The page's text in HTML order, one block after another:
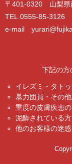
〒401-0320 山梨県
TEL.0555-85-3126
e-mail
下記の方
イレズミ・タト
暴力団員・その
重度の皮膚疾患
泥酔されている方
他のお客様の迷